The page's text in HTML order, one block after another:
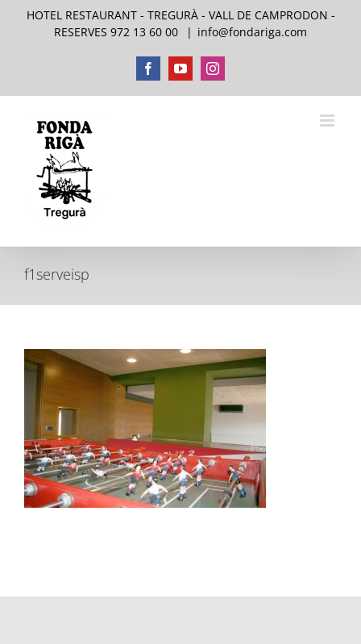
HOTEL RESTAURANT - TREGURÀ - VALL DE CAMPRODON -
RESERVES 972 13 60 00
| info@fondariga.com
FacebookYouTubeInstagram
f1serveisp